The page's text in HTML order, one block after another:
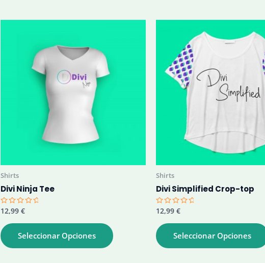
Shirts
Divi Ninja Tee
Valorado
con
de
5
12,99 €
Seleccionar Opciones
producto
Shirts
Divi Simplified Crop-top
Valorado
con
de
5
12,99 €
Seleccionar Opciones